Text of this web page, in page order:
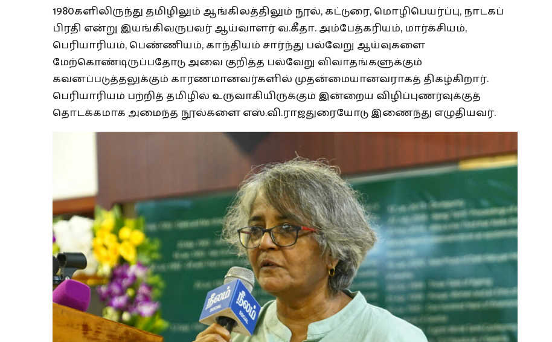
1980களிலிருந்து தமிழிலும் ஆங்கிலத்திலும் நூல், கட்டுரை, மொழிபெயர்ப்பு, நாடகப்
பிரதி என்று இயங்கிவருபவர் ஆய்வாளர் வ.கீதா. அம்பேத்கரியம், மார்க்சியம்,
பெரியாரியம், பெண்ணியம், காந்தியம் சார்ந்து பல்வேறு ஆய்வுகளை
மேற்கொண்டிருப்பதோடு அவை குறித்த பல்வேறு விவாதங்களுக்கும்
கவனப்படுத்தலுக்கும் காரணமானவர்களில் முதன்மையானவராகத் திகழ்கிறார்.
பெரியாரியம் பற்றித் தமிழில் உருவாகியிருக்கும் இன்றைய விழிப்புணர்வுக்குத்
தொடக்கமாக அமைந்த நூல்களை எஸ்.வி.ராஜதுரையோடு இணைந்து எழுதியவர்.